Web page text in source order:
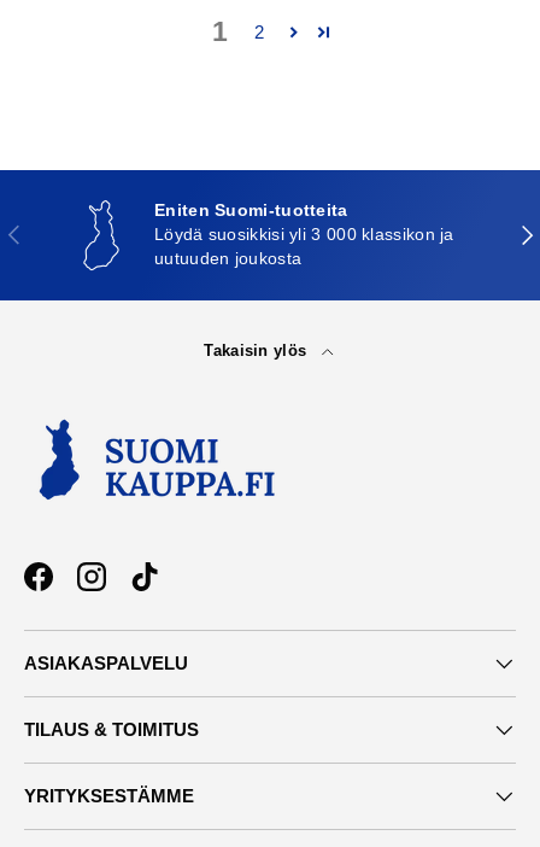
1 2
Edellinen
Eniten Suomi-tuotteita
Löydä suosikkisi yli 3 000 klassikon ja
uutuuden joukosta
Takaisin ylös
FacebookInstagramTikTok
ASIAKASPALVELU
TILAUS & TOIMITUS
YRITYKSESTÄMME